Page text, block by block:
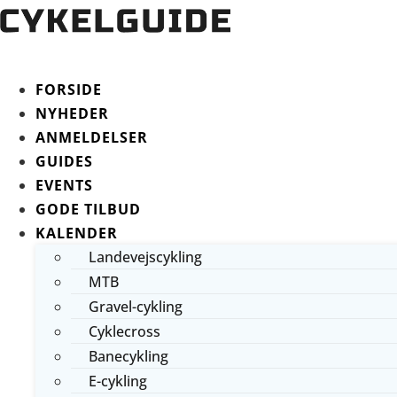
FORSIDE
NYHEDER
ANMELDELSER
GUIDES
EVENTS
GODE TILBUD
KALENDER
Landevejscykling
MTB
Gravel-cykling
Cyklecross
Banecykling
E-cykling